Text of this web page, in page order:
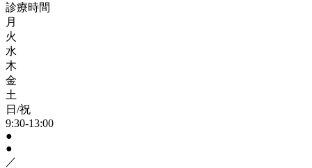
診療時間
月
火
水
木
金
土
日/祝
9:30-13:00
●
●
／